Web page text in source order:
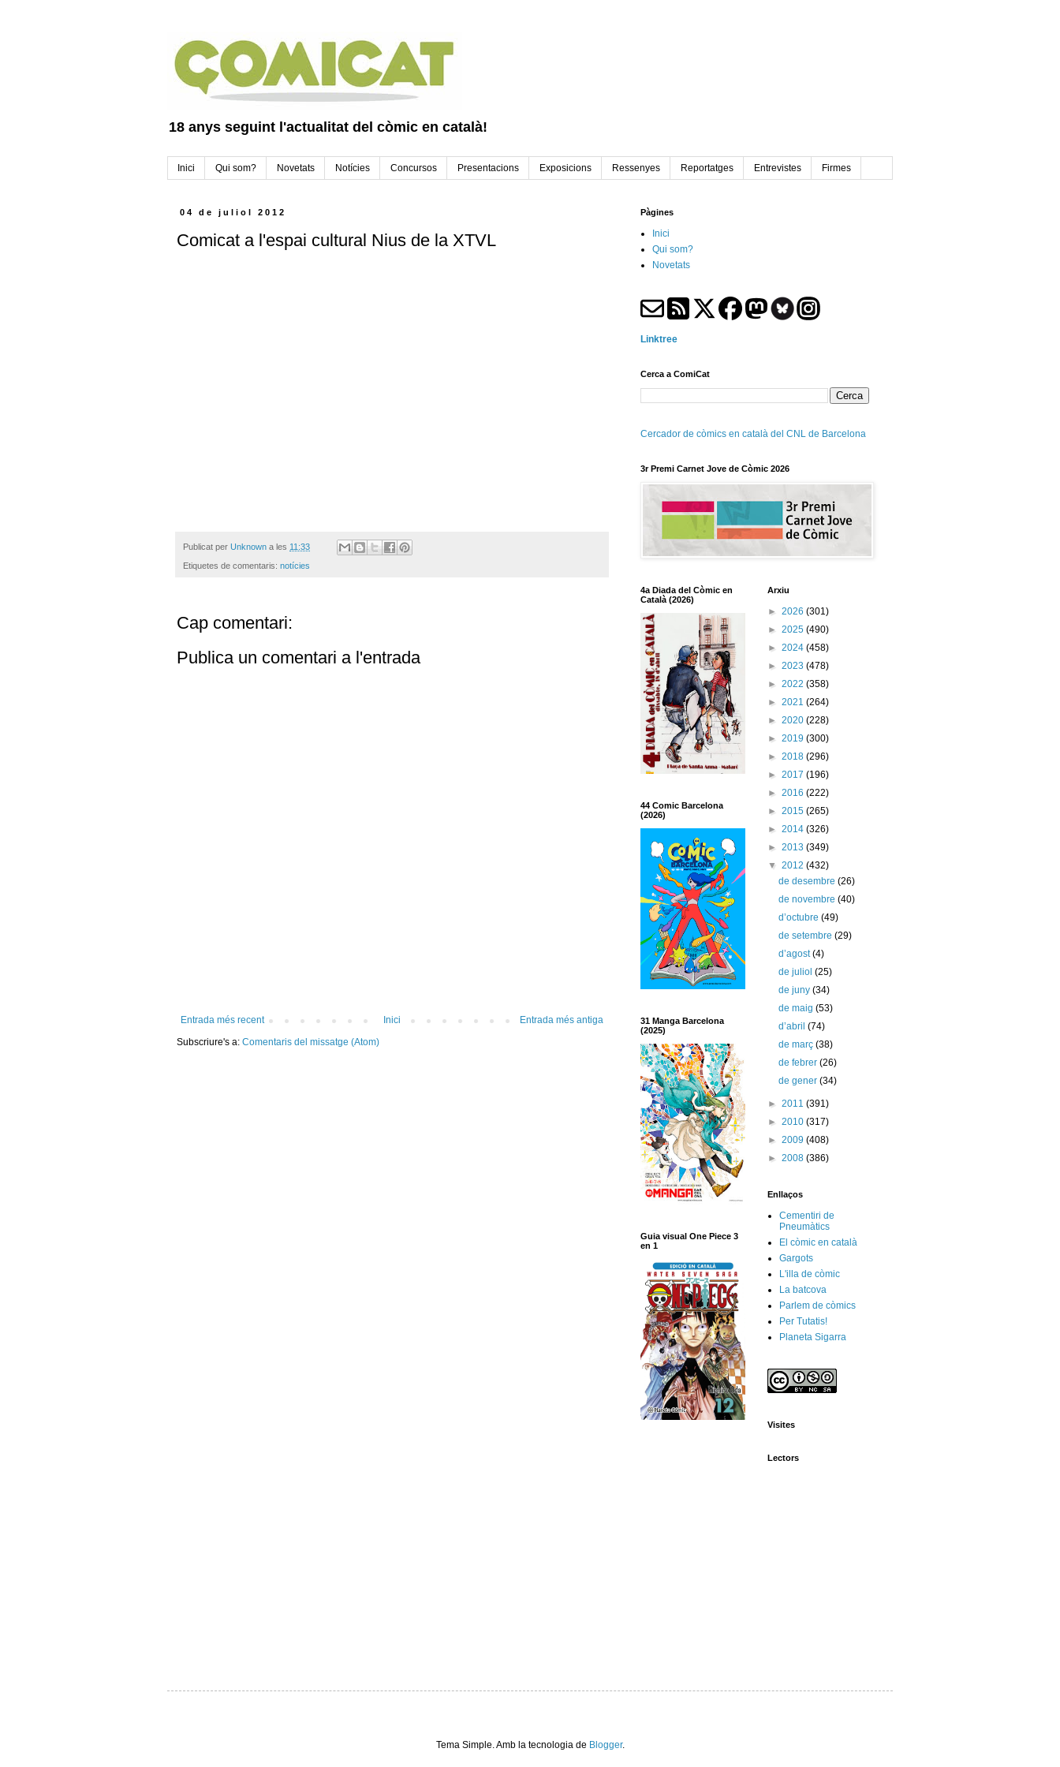
18 anys seguint l'actualitat del còmic en català!
Inici Qui som? Novetats Notícies Concursos Presentacions Exposicions Ressenyes Reportatges Entrevistes Firmes
04 de juliol 2012
Comicat a l'espai cultural Nius de la XTVL
Publicat per Unknown a les 11:33
Etiquetes de comentaris: notícies
Cap comentari:
Publica un comentari a l'entrada
Entrada més recent Entrada més antiga
Inici
Subscriure's a: Comentaris del missatge (Atom)
Pàgines
Inici
Qui som?
Novetats
Linktree
Cerca a ComiCat
Cercador de còmics en català del CNL de Barcelona
3r Premi Carnet Jove de Còmic 2026
4a Diada del Còmic en
Català (2026)
44 Comic Barcelona
(2026)
31 Manga Barcelona
(2025)
Guia visual One Piece 3
en 1
Arxiu
► 2026 (301)
► 2025 (490)
► 2024 (458)
► 2023 (478)
► 2022 (358)
► 2021 (264)
► 2020 (228)
► 2019 (300)
► 2018 (296)
► 2017 (196)
► 2016 (222)
► 2015 (265)
► 2014 (326)
► 2013 (349)
▼ 2012 (432)
de desembre(26)
de novembre(40)
d’octubre(49)
de setembre(29)
d’agost(4)
de juliol(25)
de juny(34)
de maig(53)
d’abril(74)
de març(38)
de febrer(26)
de gener(34)
► 2011 (391)
► 2010 (317)
► 2009 (408)
► 2008 (386)
Enllaços
Cementiri de
Pneumàtics
El còmic en català
Gargots
L'illa de còmic
La batcova
Parlem de còmics
Per Tutatis!
Planeta Sigarra
Visites
Lectors
Tema Simple. Amb la tecnologia de Blogger.